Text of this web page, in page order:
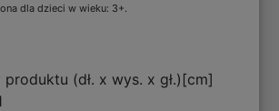
dla dzieci w wieku: 3+.
(dł. x wys. x gł.)[cm]